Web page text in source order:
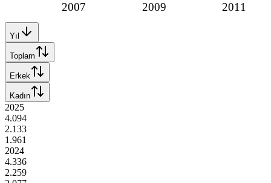
2007 2009 2011
Yıl
Toplam
Erkek
Kadın
2025
4.094
2.133
1.961
2024
4.336
2.259